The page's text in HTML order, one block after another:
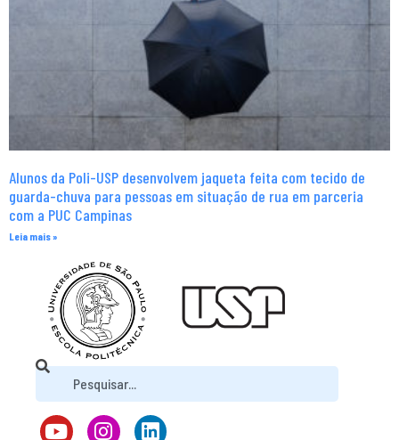
Alunos da Poli-USP desenvolvem jaqueta feita com tecido de
guarda-chuva para pessoas em situação de rua em parceria
com a PUC Campinas
Leia mais »